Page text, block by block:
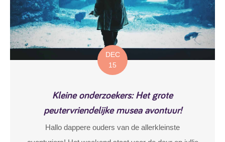
DEC
15
Kleine onderzoekers: Het grote
peutervriendelijke musea avontuur!
Hallo dappere ouders van de allerkleinste